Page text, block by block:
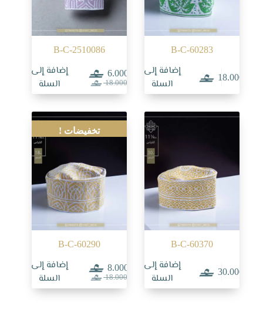
B-C-60283
18.000
إضافة إلى
السلة
B-C-2510086
18.000السعر
الأصلي
18.000.
6.000
السعر
الحالي
6.000.
إضافة إلى
السلة
B-C-60370
30.000
إضافة إلى
السلة
تخفيضات !
B-C-60290
18.000السعر
الأصلي
8.000
السعر
الحالي
إضافة إلى
السلة